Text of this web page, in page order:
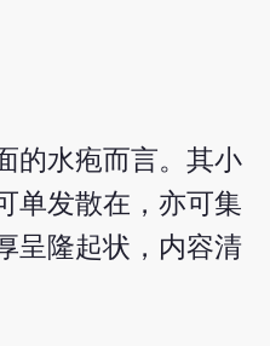
的水疱而言。其小
单发散在，亦可集
呈隆起状，内容清